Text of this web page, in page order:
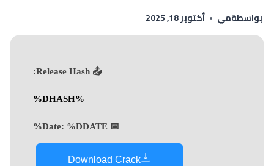
بواسطةمي أكتوبر 18, 2025
📤 Release Hash:
%DHASH%
📅 Date:
%DDATE%
Download Crack